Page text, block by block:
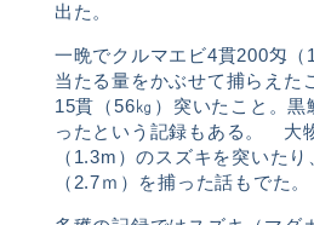
出た。
一晩でクルマエビ4貫200匁（
当たる量をかぶせて捕らえた
15貫（56㎏）突いたこと。
ったという記録もある。 大
（1.3m）のスズキを突いた
（2.7ｍ）を捕った話もでた。